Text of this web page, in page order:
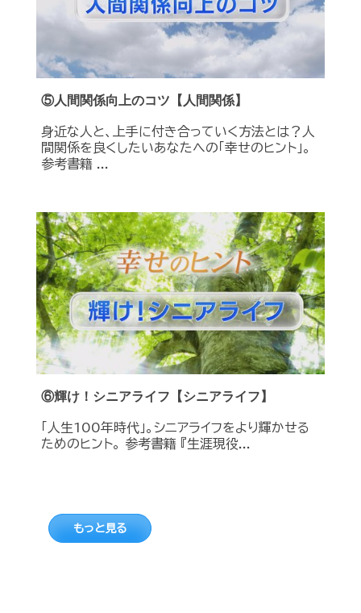
⑤人間関係向上のコツ【人間関係】
身近な人と、上手に付き合っていく方法とは？人
間関係を良くしたいあなたへの「幸せのヒント」。
参考書籍 ...
⑥輝け！シニアライフ【シニアライフ】
「人生100年時代」。シニアライフをより輝かせる
ためのヒント。 参考書籍 『生涯現役...
もっと見る